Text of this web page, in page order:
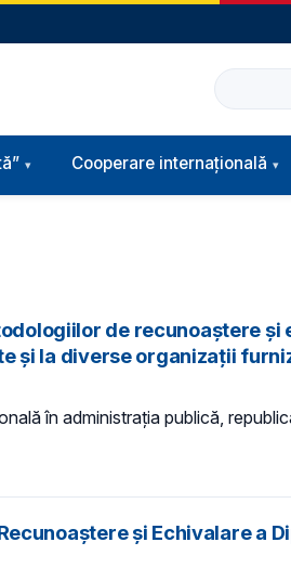
Caută
Cooperare internațională
de recunoaștere și
și la diverse organizații
în administraţia publică,
și Echivalare a